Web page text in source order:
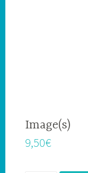
Image(s)
9,50€